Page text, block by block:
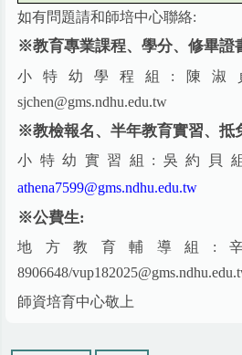
如有問題請和師培中心聯絡:
※教育專業課程、學分、修畢證
小特幼學程組:陳淑貞
sjchen@gms.ndhu.edu.tw
※教檢報名、半年教育實習、抵
小特幼實習組:吳約貝組
athena7599@gms.ndhu.edu.tw
※公費生:
地方教育輔導組:
8906648/
師資培育中心敬上